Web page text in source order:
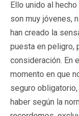
Ello unido al
son muy jóvenes,
han creado la
puesta en peligro,
consideración. En
momento en que
seguro
haber según la